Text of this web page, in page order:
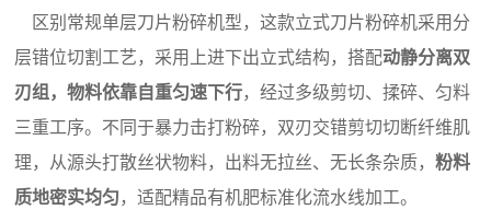
区别常规单层刀片粉碎机型，这款立式刀片粉碎机采用分
层错位切割工艺，采用上进下出立式结构，搭配动静分离双
刃组，物料依靠自重匀速下行，经过多级剪切、揉碎、匀料
三重工序。不同于暴力击打粉碎，双刃交错剪切切断纤维肌
理，从源头打散丝状物料，出料无拉丝、无长条杂质，粉料
质地密实均匀，适配精品有机肥标准化流水线加工。